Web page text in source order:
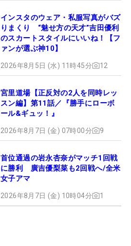
インスタのウェア・私服写真がバズ
りまくり “魅せ方の天才”吉田優利
のスカートスタイルにいいね！【フ
ァンが選ぶ神10】
2026年8月5日 (水) 11時45分 12
宮里道場【正反対の2人を同時レッ
スン編】第11話／『勝手にローボ
ール&ギュッ！』
2026年8月7日 (金) 07時00分 9
首位通過の岩永杏奈がマッチ1回戦
に勝利 廣吉優梨菜も2回戦へ/全米
女子アマ
2026年8月7日 (金) 10時04分 1